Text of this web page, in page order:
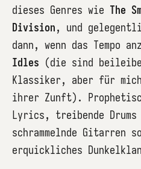
dieses Genres wie The
Division, und
dann, wenn das Tempo
Idles (die sind
Klassiker, aber für
ihrer Zunft).
Lyrics, treibende Drums
schrammelnde Gitarren
erquickliches